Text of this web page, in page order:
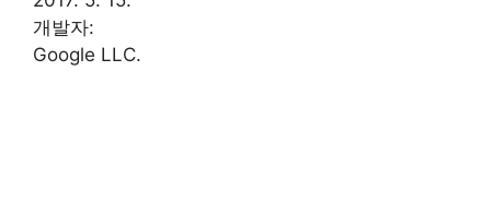
개발자:
Google LLC.